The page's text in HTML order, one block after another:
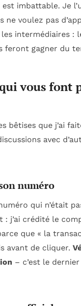
est imbattable. Je
ne voulez pas
intermédiaires :
feront gagner du
vous font
bêtises que j’ai
avec
numéro
qui n’était
j’ai crédité le
que « la
avant de cliquer.
– c’est le